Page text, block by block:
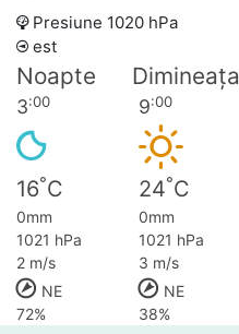
Presiune 1020 hPa
est
Noapte Dimineața
3:00 9:00
16°C 24°C
0mm 0mm
1021 hPa
1021 hPa
2 m/s
3 m/s
NE
NE
72%
38%